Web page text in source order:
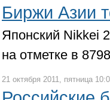
Биржи Азии
Японский Nikkei
на отметке в
21 октября 2011, пятница